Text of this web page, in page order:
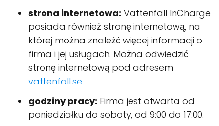
strona internetowa: Vattenfall InCharge
posiada również stronę internetową, na
której można znaleźć więcej informacji o
firma i jej usługach. Można odwiedzić
stronę internetową pod adresem
vattenfall.se.
godziny pracy: Firma jest otwarta od
poniedziałku do soboty, od 9:00 do 17:00.